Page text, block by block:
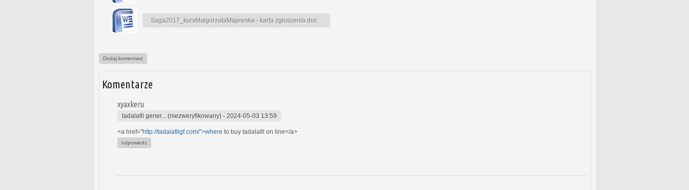
Saga2017_kursMałgorzataMajewska - karta zgłoszenia.doc
Dodaj komentarz
Komentarze
xyaxkeru
tadalafil gener... (niezweryfikowany) - 2024-05-03 13:59
<a href="http://tadalafilgf.com/">where to buy tadalafil on line</a>
odpowiedz